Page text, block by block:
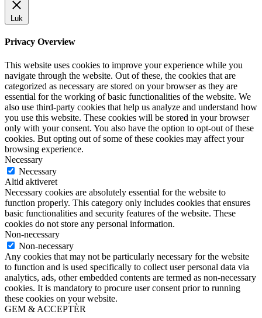
Luk
Privacy Overview
This website uses cookies to improve your experience while you
navigate through the website. Out of these, the cookies that are
categorized as necessary are stored on your browser as they are
essential for the working of basic functionalities of the website. We
also use third-party cookies that help us analyze and understand how
you use this website. These cookies will be stored in your browser
only with your consent. You also have the option to opt-out of these
cookies. But opting out of some of these cookies may affect your
browsing experience.
Necessary
Necessary
Altid aktiveret
Necessary cookies are absolutely essential for the website to
function properly. This category only includes cookies that ensures
basic functionalities and security features of the website. These
cookies do not store any personal information.
Non-necessary
Non-necessary
Any cookies that may not be particularly necessary for the website
to function and is used specifically to collect user personal data via
analytics, ads, other embedded contents are termed as non-necessary
cookies. It is mandatory to procure user consent prior to running
these cookies on your website.
GEM & ACCEPTÈR